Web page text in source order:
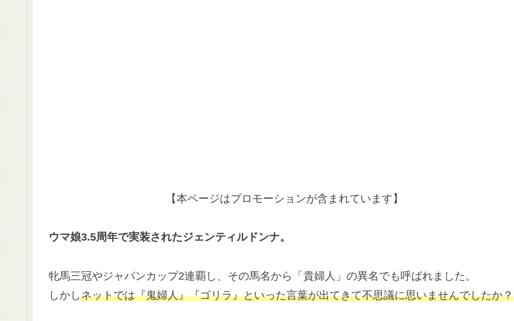
【本ページはプロモーションが含まれています】
ウマ娘3.5周年で実装されたジェンティルドンナ。
牝馬三冠やジャパンカップ2連覇し、その馬名から「貴婦人」の異名でも呼ばれました。
しかしネットでは『鬼婦人』『ゴリラ』といった言葉が出てきて不思議に思いませんでしたか？